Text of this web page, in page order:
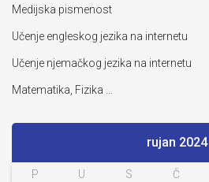
Medijska pismenost
Učenje engleskog jezika na internetu
Učenje njemačkog jezika na internetu
Matematika, Fizika …
rujan 2024
P U S Č